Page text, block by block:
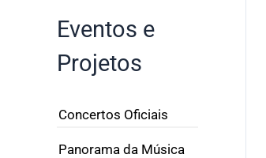
Eventos e
Projetos
Concertos Oficiais
Panorama da Música